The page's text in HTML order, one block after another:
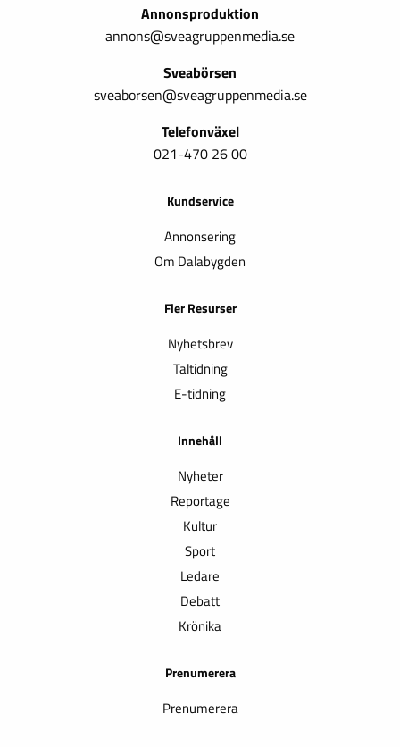
Annonsproduktion
annons@sveagruppenmedia.se
Sveabörsen
sveaborsen@sveagruppenmedia.se
Telefonväxel
021-470 26 00
Kundservice
Annonsering
Om Dalabygden
Fler Resurser
Nyhetsbrev
Taltidning
E-tidning
Innehåll
Nyheter
Reportage
Kultur
Sport
Ledare
Debatt
Krönika
Prenumerera
Prenumerera